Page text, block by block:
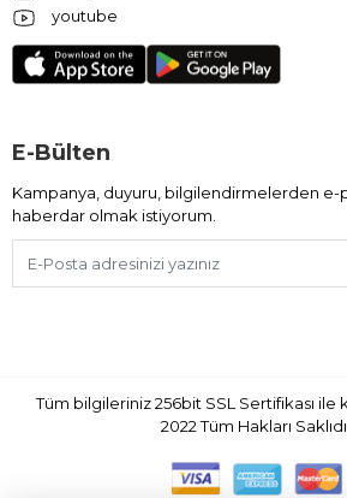
youtube
E-Bülten
Kampanya, duyuru, bilgilendirmelerden e-
haberdar olmak istiyorum.
Tüm bilgileriniz 256bit SSL Sertifikası ile
2022Tüm Hakları